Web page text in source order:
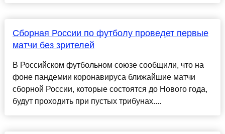
Сборная России по футболу проведет первые
матчи без зрителей
В Российском футбольном союзе сообщили, что на
фоне пандемии коронавируса ближайшие матчи
сборной России, которые состоятся до Нового года,
будут проходить при пустых трибунах....